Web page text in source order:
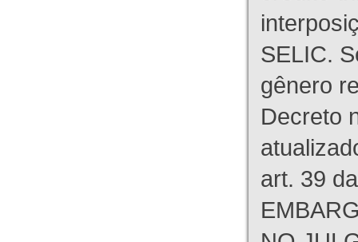
SELIC.
gênero
Decreto
art. 39